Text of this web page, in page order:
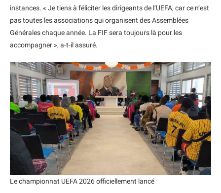
instances. « Je tiens à féliciter les dirigeants de l’UEFA, car ce n’est
pas toutes les associations qui organisent des Assemblées
Générales chaque année. La FIF sera toujours là pour les
accompagner », a-t-il assuré.
Le championnat UEFA 2026 officiellement lancé